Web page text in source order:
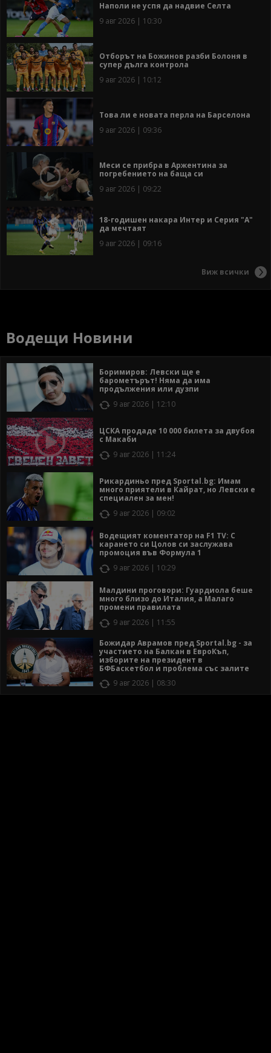
Наполи не успя да надвие Селта
9 авг 2026 | 10:30
Отборът на Божинов разби Болоня в
супер дълга контрола
9 авг 2026 | 10:12
Това ли е новата перла на Барселона
9 авг 2026 | 09:36
Меси се прибра в Аржентина за
погребението на баща си
9 авг 2026 | 09:22
18-годишен накара Интер и Серия "А"
да мечтаят
9 авг 2026 | 09:16
Виж всички
Водещи Новини
Боримиров: Левски ще е
барометърът! Няма да има
продължения или дузпи
9 авг 2026 | 12:10
ЦСКА продаде 10 000 билета за двубоя
с Макаби
9 авг 2026 | 11:24
Рикардиньо пред Sportal.bg: Имам
много приятели в Кайрат, но Левски е
специален за мен!
9 авг 2026 | 09:02
Водещият коментатор на F1 TV: С
карането си Цолов си заслужава
промоция във Формула 1
9 авг 2026 | 10:29
Малдини проговори: Гуардиола беше
много близо до Италия, а Малаго
промени правилата
9 авг 2026 | 11:55
Божидар Аврамов пред Sportal.bg - за
участието на Балкан в ЕвроКъп,
изборите на президент в
БФБаскетбол и проблема със залите
9 авг 2026 | 08:30